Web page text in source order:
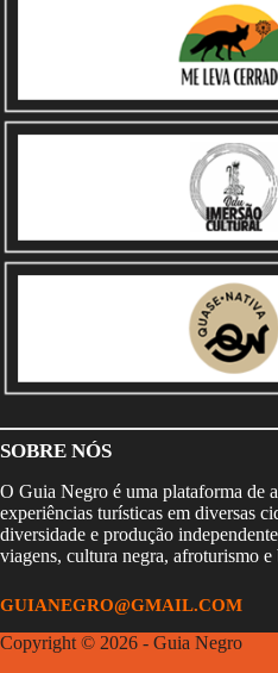
SOBRE NÓS
O Guia Negro é uma plataforma de
experiências turísticas em diversas
diversidade e produção
viagens, cultura negra, afroturismo e
GUIANEGRO@GMAIL.COM
Copyright © 2026 - Guia Negro